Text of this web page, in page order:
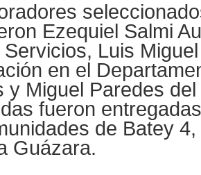
Ezequiel Salmi
Luis
en el
y Miguel Paredes
fueron
de Batey
Guázara.